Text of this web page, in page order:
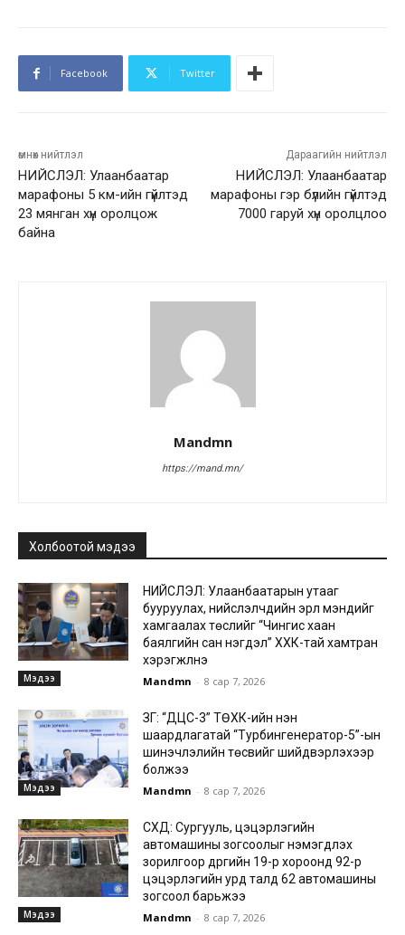
Facebook Twitter
өмнөх нийтлэл
НИЙСЛЭЛ: Улаанбаатар
марафоны 5 км-ийн гүйлтэд
23 мянган хүн оролцож
байна
Дараагийн нийтлэл
НИЙСЛЭЛ: Улаанбаатар
марафоны гэр бүлийн гүйлтэд
7000 гаруй хүн оролцлоо
Mandmn
https://mand.mn/
Холбоотой мэдээ
Мэдээ
НИЙСЛЭЛ: Улаанбаатарын утааг
бууруулах, нийслэлчүүдийн эрүүл мэндийг
хамгаалах төслийг “Чингис хаан
баялгийн сан нэгдэл” ХХК-тай хамтран
хэрэгжүүлнэ
Mandmn - 8 сар 7, 2026
Мэдээ
ЗГ: “ДЦС-3” ТӨХК-ийн нэн
шаардлагатай “Турбингенератор-5”-ын
шинэчлэлийн төсвийг шийдвэрлэхээр
болжээ
Mandmn - 8 сар 7, 2026
Мэдээ
СХД: Сургууль, цэцэрлэгийн
автомашины зогсоолыг нэмэгдүүлэх
зорилгоор дүүргийн 19-р хороонд 92-р
цэцэрлэгийн урд талд 62 автомашины
зогсоол барьжээ
Mandmn - 8 сар 7, 2026